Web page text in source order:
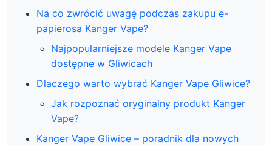
Na co zwrócić uwagę podczas zakupu e-
papierosa Kanger Vape?
Najpopularniejsze modele Kanger Vape
dostępne w Gliwicach
Dlaczego warto wybrać Kanger Vape Gliwice?
Jak rozpoznać oryginalny produkt Kanger
Vape?
Kanger Vape Gliwice – poradnik dla nowych